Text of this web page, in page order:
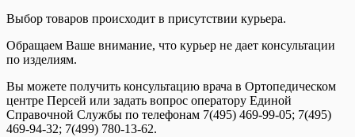
Выбор товаров происходит в присутствии курьера.
Обращаем Ваше внимание, что курьер не дает консультации
по изделиям.
Вы можете получить консультацию врача в Ортопедическом
центре Персей или задать вопрос оператору Единой
Справочной Службы по телефонам 7(495) 469-99-05; 7(495)
469-94-32; 7(499) 780-13-62.